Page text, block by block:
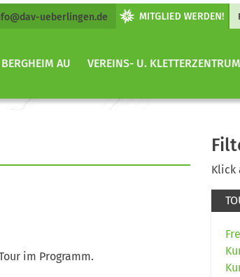
ueberlingen.de
BERGHEIM AU VEREINS- U. KLETTERZENTRUM
im Programm.
Klick